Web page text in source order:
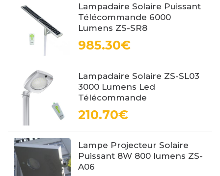
Lampadaire Solaire Puissant
Télécommande 6000
Lumens ZS-SR8
985.30€
Lampadaire Solaire ZS-SL03
3000 Lumens Led
Télécommande
210.70€
Lampe Projecteur Solaire
Puissant 8W 800 lumens ZS-
A06